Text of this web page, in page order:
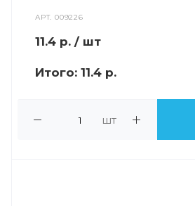
АРТ.009226
11.4 р. / шт
Итого: 11.4 р.
шт